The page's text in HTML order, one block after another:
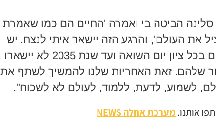
סלינה הביטה בי ואמרה 'החיים הם כמו שאמרת
את העולם', והרגע הזה יישאר איתי לנצח. יש
יותר ויותר שורדים מעטים שנשארים בכל ציון יום השואה ועד שנת 2035 לא יישארו
שלהם. זאת האחריות שלנו להמשיך לשתף את
לשמוע, לדעת, ללמוד, לעולם לא לשכוח".
אותנו. מערכת אחלה NEWS